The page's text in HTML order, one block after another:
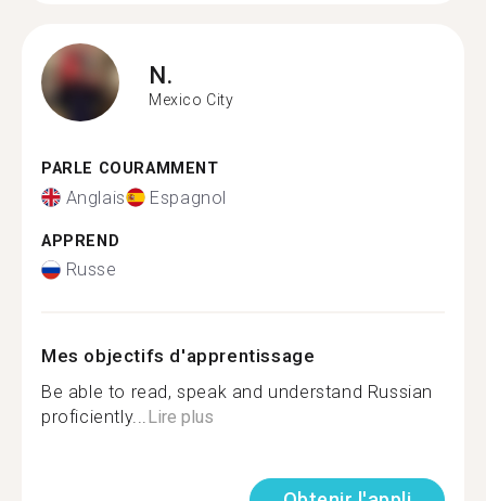
N.
Mexico City
PARLE COURAMMENT
Anglais Espagnol
APPREND
Russe
Mes objectifs d'apprentissage
Be able to read, speak and understand Russian
proficiently...Lire plus